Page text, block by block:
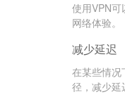
使用VPN
网络体验。
减少延迟
在某些情况
径，减少延